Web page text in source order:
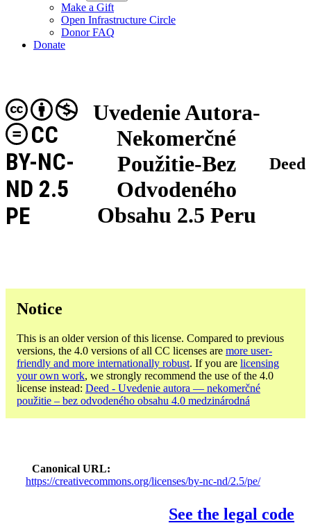
Make a Gift
Open Infrastructure Circle
Donor FAQ
Donate
Uvedenie Autora-
Nekomerčné
Použitie-Bez
Odvodeného
Obsahu 2.5 Peru
CC
BY-NC-
ND 2.5
PE
Deed
Notice
This is an older version of this license. Compared to previous
versions, the 4.0 versions of all CC licenses are more user-
friendly and more internationally robust. If you are licensing
your own work, we strongly recommend the use of the 4.0
license instead: Deed - Uvedenie autora — nekomerčné
použitie – bez odvodeného obsahu 4.0 medzinárodná
Canonical URL
https://creativecommons.org/licenses/by-nc-nd/2.5/pe/
See the legal code